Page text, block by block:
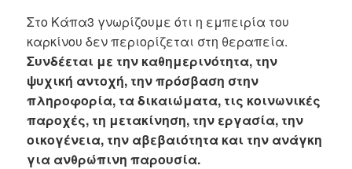
Στο Κάπα3 γνωρίζουμε ότι η εμπειρία του
καρκίνου δεν περιορίζεται στη θεραπεία.
Συνδέεται με την καθημερινότητα, την
ψυχική αντοχή, την πρόσβαση στην
πληροφορία, τα δικαιώματα, τις κοινωνικές
παροχές, τη μετακίνηση, την εργασία, την
οικογένεια, την αβεβαιότητα και την ανάγκη
για ανθρώπινη παρουσία.